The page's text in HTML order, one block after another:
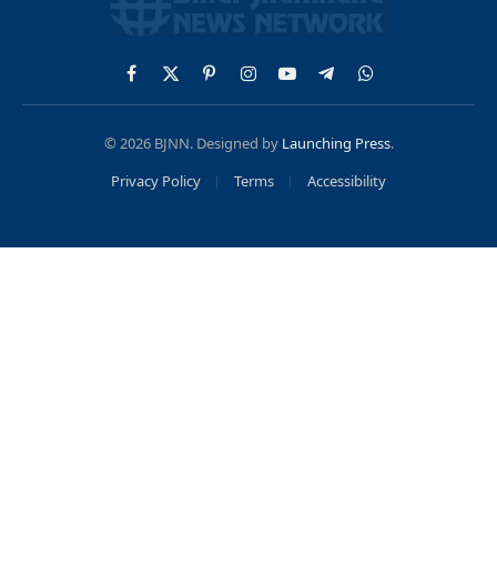
Facebook
X
(Twitter)
PinterestInstagram
YouTubeTelegramWhatsApp
© 2026 BJNN. Designed by Launching Press.
Privacy Policy
Terms Accessibility